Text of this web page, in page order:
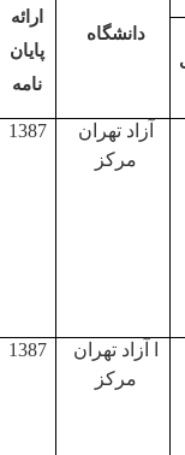
تهران
1387
تهران
1387